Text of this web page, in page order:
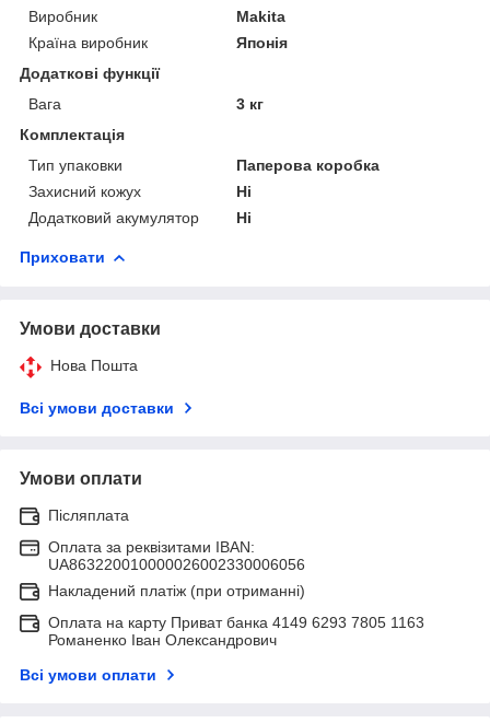
Виробник
Makita
Країна виробник
Японія
Додаткові функції
Вага
3 кг
Комплектація
Тип упаковки
Паперова коробка
Захисний кожух
Ні
Додатковий акумулятор
Ні
Приховати
Умови доставки
Нова Пошта
Всі умови доставки
Умови оплати
Післяплата
Оплата за реквізитами IBAN:
UA863220010000026002330006056
Накладений платіж (при отриманні)
Оплата на карту Приват банка 4149 6293 7805 1163
Романенко Іван Олександрович
Всі умови оплати